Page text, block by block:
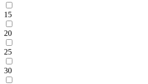
15
20
25
30